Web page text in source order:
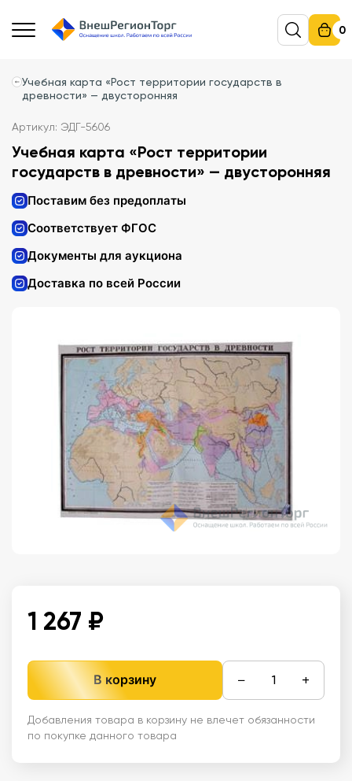
0
Учебная карта «Рост территории государств в
древности» — двусторонняя
Артикул: ЭДГ-5606
Учебная карта «Рост территории
государств в древности» — двусторонняя
Поставим без предоплаты
Соответствует ФГОС
Документы для аукциона
Доставка по всей России
1 267 ₽
В корзину − +
Добавления товара в корзину не влечет обязанности
по покупке данного товара